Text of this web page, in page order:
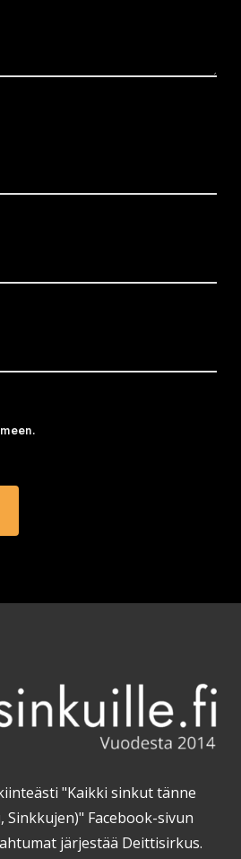
"Kaikki sinkut tänne
Sinkkujen)" Facebook-sivun
järjestää Deittisirkus.